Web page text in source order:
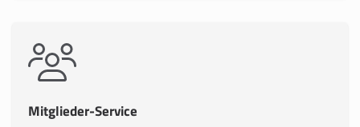
Mitglieder-Service